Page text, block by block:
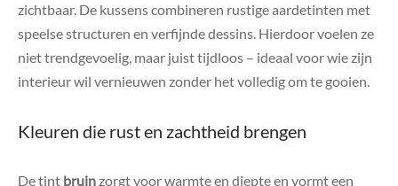
zichtbaar. De kussens combineren rustige aardetinten met
speelse structuren en verfijnde dessins. Hierdoor voelen ze
niet trendgevoelig, maar juist tijdloos – ideaal voor wie zijn
interieur wil vernieuwen zonder het volledig om te gooien.
Kleuren die rust en zachtheid brengen
De tint bruinzorgt voor warmte en diepte en vormt een